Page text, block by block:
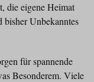
die eigene Heimat
bisher Unbekanntes
für spannende
Besonderem. Viele